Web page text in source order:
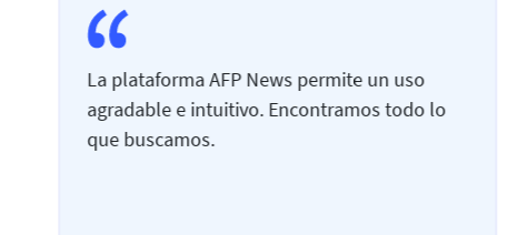
La plataforma AFP News permite un uso
agradable e intuitivo. Encontramos todo lo
que buscamos.